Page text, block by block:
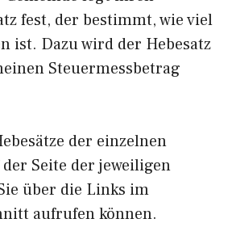
fest, der bestimmt, wie viel
ist. Dazu wird der Hebesatz
Steuermessbetrag
der einzelnen
Seite der jeweiligen
über die Links im
aufrufen können.